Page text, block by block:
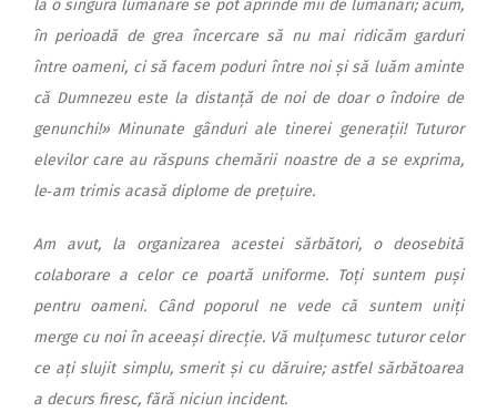
la o singură lumânare se pot aprinde mii de lumânări; acum,
în perioadă de grea încercare să nu mai ridicăm garduri
între oameni, ci să facem poduri între noi și să luăm aminte
că Dumnezeu este la distanță de noi de doar o îndoire de
genunchi!» Minunate gânduri ale tinerei generații! Tuturor
elevilor care au răspuns chemării noastre de a se exprima,
le‑am trimis acasă diplome de prețuire.
Am avut, la organizarea acestei sărbători, o deosebită
colaborare a celor ce poartă uniforme. Toți suntem puși
pentru oameni. Când poporul ne vede că suntem uniți
merge cu noi în aceeași direcție. Vă mulțumesc tuturor celor
ce ați slujit simplu, smerit și cu dăruire; astfel sărbătoarea
a decurs firesc, fără niciun incident.